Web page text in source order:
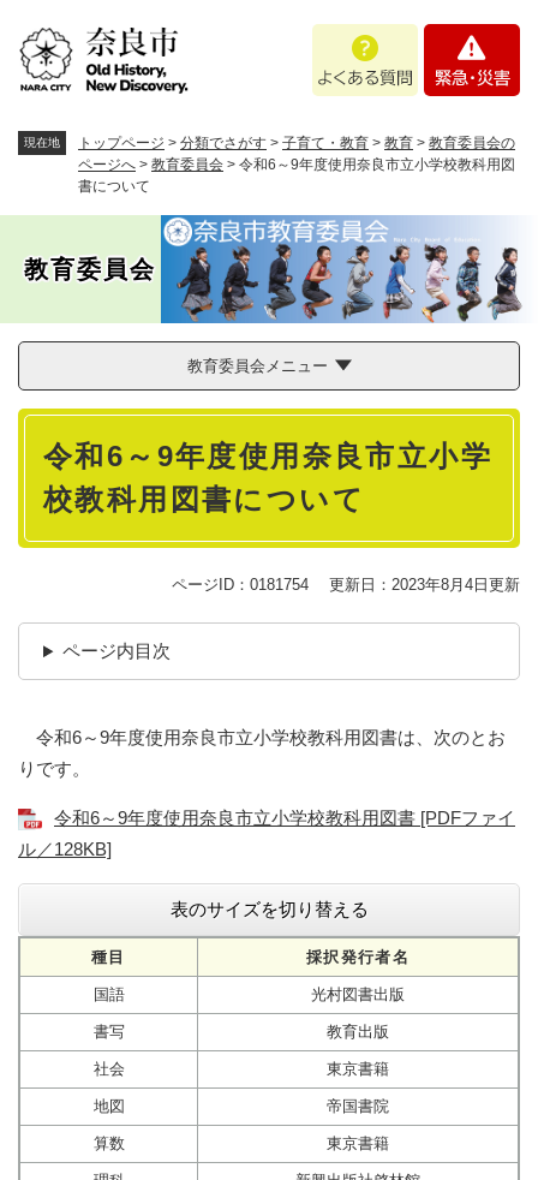
。
あ
問
・
現在地 トップページ > 分類でさがす > 子育て・教育 > 教育 > 教育委員会の
ページへ > 教育委員会 > 令和6～9年度使用奈良市立小学校教科用図
書について
教育委員会
教育委員会メニュー
本
令和6～9年度使用奈良市立小学
校教科用図書について
ページID：0181754 更新日：2023年8月4日更新
ページ内目次
令和6～9年度使用奈良市立小学校教科用図書は、次のとお
りです。
令和6～9年度使用奈良市立小学校教科用図書 [PDFファイ
ル／128KB]
表のサイズを切り替える
種目 採択発行者名
国語 光村図書出版
書写 教育出版
社会 東京書籍
地図 帝国書院
算数 東京書籍